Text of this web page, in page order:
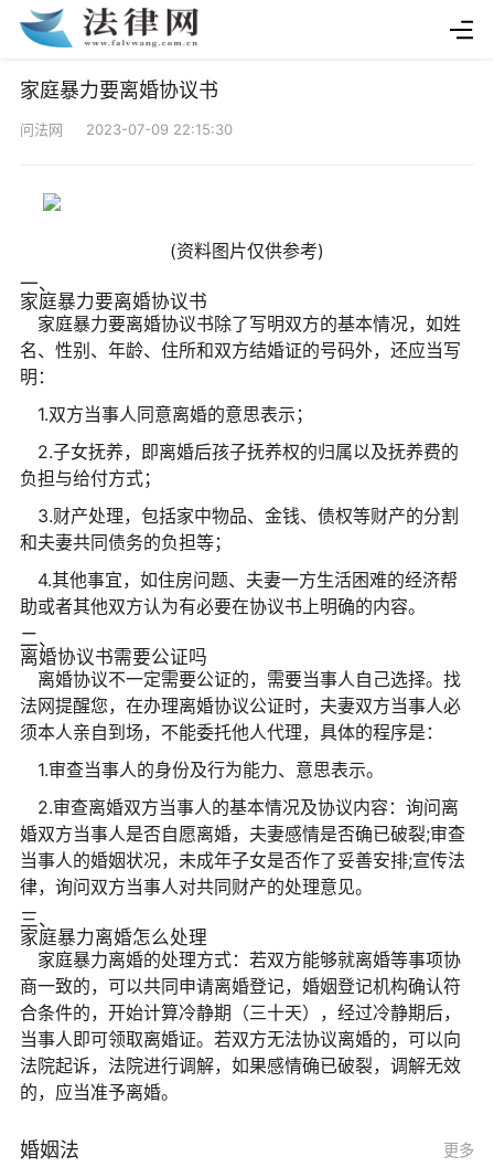
家庭暴力要离婚协议书
问法网 2023-07-09 22:15:30
(资料图片仅供参考)
一、
家庭暴力要离婚协议书
家庭暴力要离婚协议书除了写明双方的基本情况，如姓
名、性别、年龄、住所和双方结婚证的号码外，还应当写
明：
1.双方当事人同意离婚的意思表示；
2.子女抚养，即离婚后孩子抚养权的归属以及抚养费的
负担与给付方式；
3.财产处理，包括家中物品、金钱、债权等财产的分割
和夫妻共同债务的负担等；
4.其他事宜，如住房问题、夫妻一方生活困难的经济帮
助或者其他双方认为有必要在协议书上明确的内容。
二、
离婚协议书需要公证吗
离婚协议不一定需要公证的，需要当事人自己选择。找
法网提醒您，在办理离婚协议公证时，夫妻双方当事人必
须本人亲自到场，不能委托他人代理，具体的程序是：
1.审查当事人的身份及行为能力、意思表示。
2.审查离婚双方当事人的基本情况及协议内容：询问离
婚双方当事人是否自愿离婚，夫妻感情是否确已破裂;审查
当事人的婚姻状况，未成年子女是否作了妥善安排;宣传法
律，询问双方当事人对共同财产的处理意见。
三、
家庭暴力离婚怎么处理
家庭暴力离婚的处理方式：若双方能够就离婚等事项协
商一致的，可以共同申请离婚登记，婚姻登记机构确认符
合条件的，开始计算冷静期（三十天），经过冷静期后，
当事人即可领取离婚证。若双方无法协议离婚的，可以向
法院起诉，法院进行调解，如果感情确已破裂，调解无效
的，应当准予离婚。
婚姻法 更多